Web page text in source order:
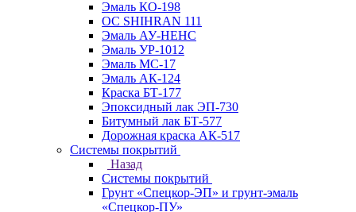
Эмаль КО-198
ОС SHIHRAN 111
Эмаль АУ-НЕНС
Эмаль УР-1012
Эмаль МС-17
Эмаль АК-124
Краска БТ-177
Эпоксидный лак ЭП-730
Битумный лак БТ-577
Дорожная краска АК-517
Системы покрытий
Назад
Системы покрытий
Грунт «Спецкор-ЭП» и грунт-эмаль
«Спецкор-ПУ»